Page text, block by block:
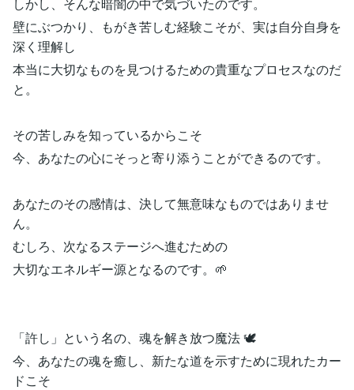
壁にぶつかり、もがき苦しむ経験こそが、実は自分自身を
深く理解し
本当に大切なものを見つけるための貴重なプロセスなのだ
と。
その苦しみを知っているからこそ
今、あなたの心にそっと寄り添うことができるのです。
あなたのその感情は、決して無意味なものではありませ
ん。
むしろ、次なるステージへ進むための
大切なエネルギー源となるのです。🌱
「許し」という名の、魂を解き放つ魔法 🕊️
今、あなたの魂を癒し、新たな道を示すために現れたカー
ドこそ